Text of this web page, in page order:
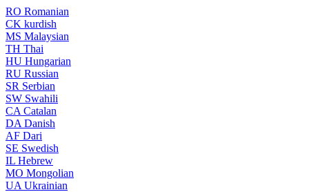
RO Romanian
CK kurdish
MS Malaysian
TH Thai
HU Hungarian
RU Russian
SR Serbian
SW Swahili
CA Catalan
DA Danish
AF Dari
SE Swedish
IL Hebrew
MO Mongolian
UA Ukrainian